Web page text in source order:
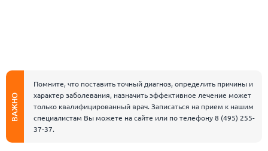
ВАЖНО
Помните, что поставить точный диагноз, определить причины и
характер заболевания, назначить эффективное лечение может
только квалифицированный врач. Записаться на прием к нашим
специалистам Вы можете на сайте или по телефону8 (495) 255-
37-37.